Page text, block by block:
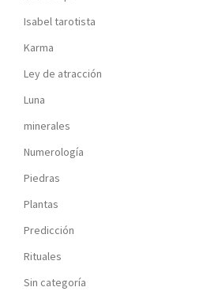
Isabel tarotista
Karma
Ley de atracción
Luna
minerales
Numerología
Piedras
Plantas
Predicción
Rituales
Sin categoría